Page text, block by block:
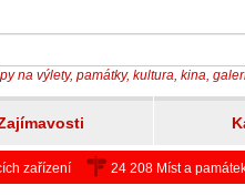
na výlety, památky, kultura, kina,
zařízení 24 208 Míst a